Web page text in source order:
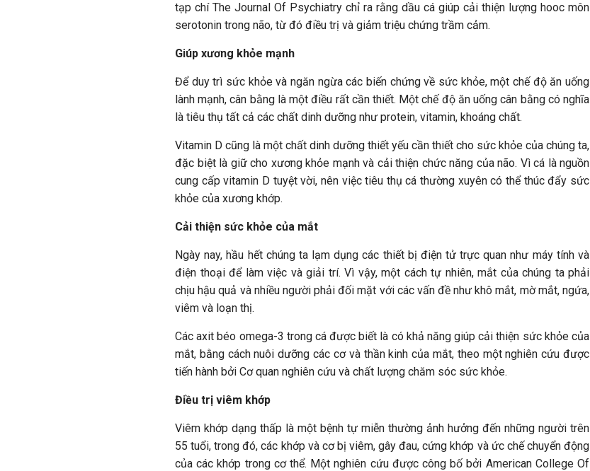
tạp chí The Journal Of Psychiatry chỉ ra rằng dầu cá giúp cải thiện lượng hooc môn
serotonin trong não, từ đó điều trị và giảm triệu chứng trầm cảm.
Giúp xương khỏe mạnh
Để duy trì sức khỏe và ngăn ngừa các biến chứng về sức khỏe, một chế độ ăn uống
lành mạnh, cân bằng là một điều rất cần thiết. Một chế độ ăn uống cân bằng có nghĩa
là tiêu thụ tất cả các chất dinh dưỡng như protein, vitamin, khoáng chất.
Vitamin D cũng là một chất dinh dưỡng thiết yếu cần thiết cho sức khỏe của chúng ta,
đặc biệt là giữ cho xương khỏe mạnh và cải thiện chức năng của não. Vì cá là nguồn
cung cấp vitamin D tuyệt vời, nên việc tiêu thụ cá thường xuyên có thể thúc đẩy sức
khỏe của xương khớp.
Cải thiện sức khỏe của mắt
Ngày nay, hầu hết chúng ta lạm dụng các thiết bị điện tử trực quan như máy tính và
điện thoại để làm việc và giải trí. Vì vậy, một cách tự nhiên, mắt của chúng ta phải
chịu hậu quả và nhiều người phải đối mặt với các vấn đề như khô mắt, mờ mắt, ngứa,
viêm và loạn thị.
Các axit béo omega-3 trong cá được biết là có khả năng giúp cải thiện sức khỏe của
mắt, bằng cách nuôi dưỡng các cơ và thần kinh của mắt, theo một nghiên cứu được
tiến hành bởi Cơ quan nghiên cứu và chất lượng chăm sóc sức khỏe.
Điều trị viêm khớp
Viêm khớp dạng thấp là một bệnh tự miễn thường ảnh hưởng đến những người trên
55 tuổi, trong đó, các khớp và cơ bị viêm, gây đau, cứng khớp và ức chế chuyển động
của các khớp trong cơ thể. Một nghiên cứu được công bố bởi American College Of